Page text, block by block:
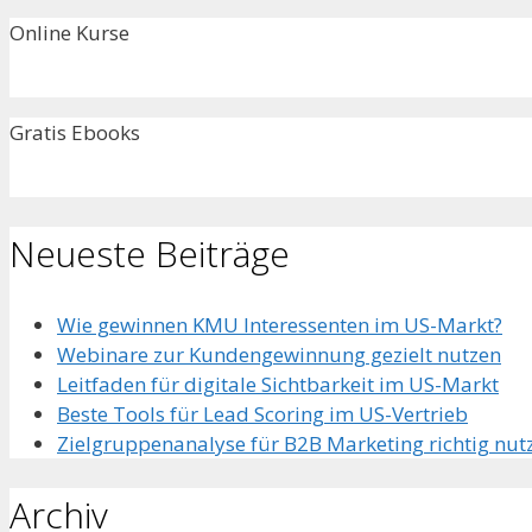
Online Kurse
Gratis Ebooks
Neueste Beiträge
Wie gewinnen KMU Interessenten im US-Markt?
Webinare zur Kundengewinnung gezielt nutzen
Leitfaden für digitale Sichtbarkeit im US-Markt
Beste Tools für Lead Scoring im US-Vertrieb
Zielgruppenanalyse für B2B Marketing richtig
Archiv